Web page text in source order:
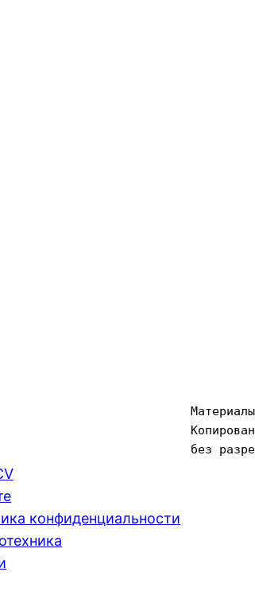
конфиденциальности
без